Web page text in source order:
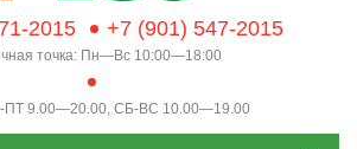
2015 +7 (901) 547-2015
точка: Пн—Вс 10:00—18:00
9.00—20.00, СБ-ВС 10.00—19.00